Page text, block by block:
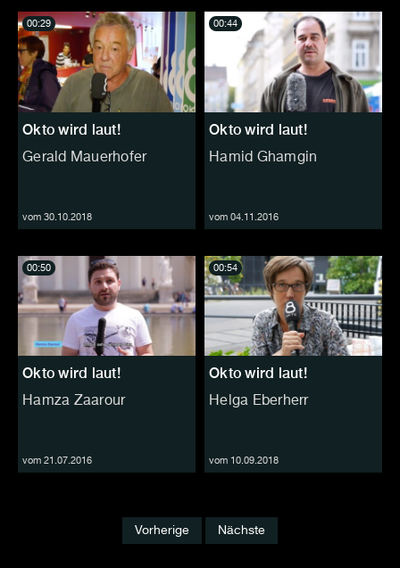
Okto wird laut!
Gerald Mauerhofer
vom 30.10.2018
00:29
Okto wird laut!
Hamid Ghamgin
vom 04.11.2016
00:44
Okto wird laut!
Hamza Zaarour
vom 21.07.2016
00:50
Okto wird laut!
Helga Eberherr
vom 10.09.2018
00:54
Vorherige Nächste